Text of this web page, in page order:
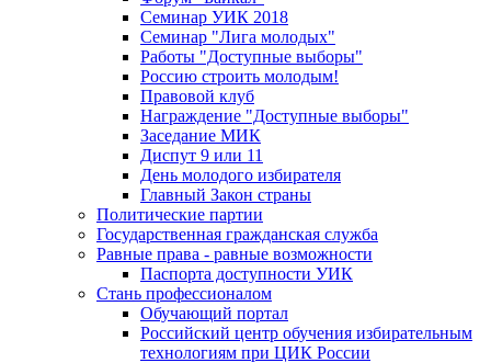
Семинар УИК 2018
Семинар "Лига молодых"
Работы "Доступные выборы"
Россию строить молодым!
Правовой клуб
Награждение "Доступные выборы"
Заседание МИК
Диспут 9 или 11
День молодого избирателя
Главный Закон страны
Политические партии
Государственная гражданская служба
Равные права - равные возможности
Паспорта доступности УИК
Стань профессионалом
Обучающий портал
Российский центр обучения избирательным
технологиям при ЦИК России